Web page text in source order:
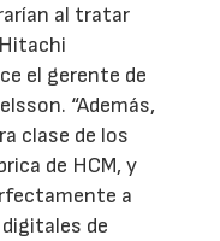
al tratar
el gerente de
“Además,
clase de los
de HCM, y
a
de